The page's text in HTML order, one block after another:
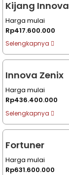
Kijang Innova
Harga mulai
Rp417.600.000
Selengkapnya
Innova Zenix
Harga mulai
Rp436.400.000
Selengkapnya
Fortuner
Harga mulai
Rp631.600.000